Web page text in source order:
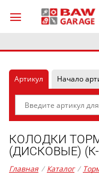
Артикул Начало
КОЛОДКИ
(ДИСКОВЫЕ) (К-
Главная / Каталог /